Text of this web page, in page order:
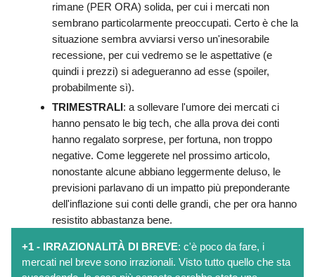
rimane (PER ORA) solida, per cui i mercati non
sembrano particolarmente preoccupati. Certo è che la
situazione sembra avviarsi verso un'inesorabile
recessione, per cui vedremo se le aspettative (e
quindi i prezzi) si adegueranno ad esse (spoiler,
probabilmente sì).
TRIMESTRALI: a sollevare l'umore dei mercati ci
hanno pensato le big tech, che alla prova dei conti
hanno regalato sorprese, per fortuna, non troppo
negative. Come leggerete nel prossimo articolo,
nonostante alcune abbiano leggermente deluso, le
previsioni parlavano di un impatto più preponderante
dell'inflazione sui conti delle grandi, che per ora hanno
resistito abbastanza bene.
+1 - IRRAZIONALITÀ DI BREVE: c'è poco da fare, i
mercati nel breve sono irrazionali. Visto tutto quello che sta